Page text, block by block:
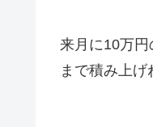
来月に10万
まで積み上げ